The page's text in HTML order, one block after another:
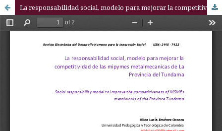
La responsabilidad social, modelo para mejorar la competitividad de las mipymes metalmecanicas de La Provincia del Tundama